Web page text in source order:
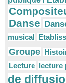
Danse
musical
Groupe
Lecture lecture
de